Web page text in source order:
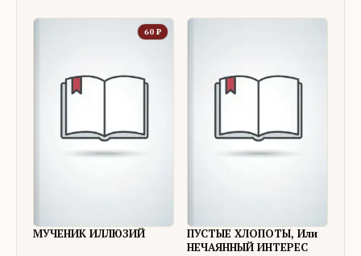
60 ₽
МУЧЕНИК ИЛЛЮЗИЙ
ПУСТЫЕ ХЛОПОТЫ, Или
НЕЧАЯННЫЙ ИНТЕРЕС